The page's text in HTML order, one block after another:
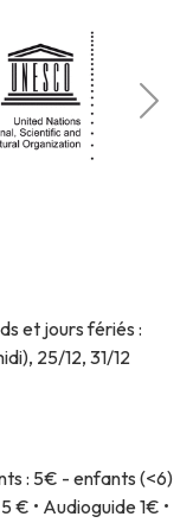
et jours fériés :
25/12, 31/12
: 5€ - enfants (<6)
€ • Audioguide 1€ •